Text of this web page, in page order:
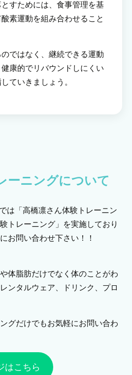
すためには、食事管理を基
素運動を組み合わせること
ではなく、継続できる運動
康的でリバウンドしにくい
ていきましょう。
ーニングについて
は「高橋凛さん体験トレーニン
トレーニング」を実施しており
お問い合わせ下さい！！
体脂肪だけでなく体のことがわ
ンタルウェア、ドリンク、プロ
グだけでもお気軽にお問い合わ
はこちら